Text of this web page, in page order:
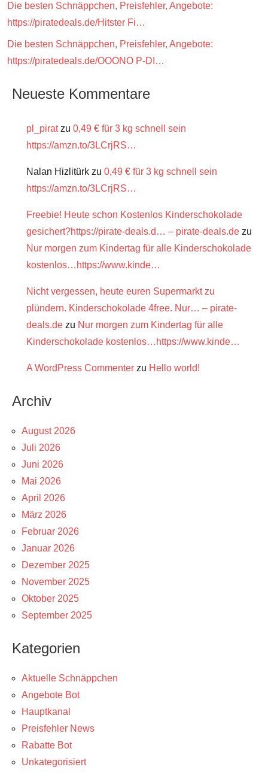
Die besten Schnäppchen, Preisfehler, Angebote:
https://piratedeals.de/Hitster Fi…
Die besten Schnäppchen, Preisfehler, Angebote:
https://piratedeals.de/OOONO P-DI…
Neueste Kommentare
pl_piratzu 0,49 € für 3 kg schnell sein
https://amzn.to/3LCrjRS…
Nalan Hizlitürk zu 0,49 € für 3 kg schnell sein
https://amzn.to/3LCrjRS…
Freebie! Heute schon Kostenlos Kinderschokolade
gesichert?https://pirate-deals.d… – pirate-deals.de zu
Nur morgen zum Kindertag für alle Kinderschokolade
kostenlos…https://www.kinde…
Nicht vergessen, heute euren Supermarkt zu
plündern. Kinderschokolade 4free. Nur… – pirate-
deals.de zu Nur morgen zum Kindertag für alle
Kinderschokolade kostenlos…https://www.kinde…
A WordPress Commenter zu Hello world!
Archiv
August 2026
Juli 2026
Juni 2026
Mai 2026
April 2026
März 2026
Februar 2026
Januar 2026
Dezember 2025
November 2025
Oktober 2025
September 2025
Kategorien
Aktuelle Schnäppchen
Angebote Bot
Hauptkanal
Preisfehler News
Rabatte Bot
Unkategorisiert